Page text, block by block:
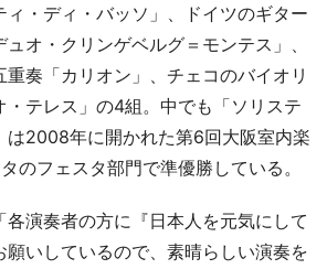
ィ・ディ・バッソ」、ドイツのギター
オ・クリンゲベルグ＝モンテス」、
奏「カリオン」、チェコのバイオリ
・テレス」の4組。中でも「ソリステ
は2008年に開かれた第6回大阪室内楽
のフェスタ部門で準優勝している。
演奏者の方に『日本人を元気にして
願いしているので、素晴らしい演奏を